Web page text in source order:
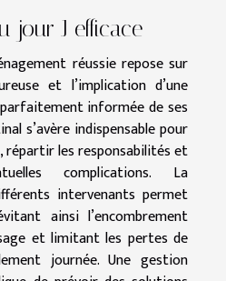
jour J efficace
réussie repose sur
et l’implication d’une
informée de ses
s’avère indispensable pour
les responsabilités et
complications. La
intervenants permet
ainsi l’encombrement
et limitant les pertes de
journée. Une gestion